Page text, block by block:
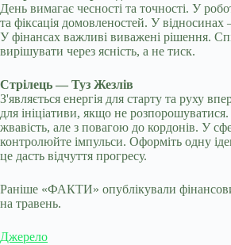
День вимагає чесності та точності. У
та фіксація домовленостей. У
У фінансах важливі виважені рішення.
вирішувати через ясність, а не тиск.
Стрілець — Туз Жезлів
З'являється енергія для старту та руху
для ініціативи, якщо не
жвавість, але з повагою до кордонів. У
контролюйте імпульси. Оформіть одну
це дасть відчуття прогресу.
Раніше «ФАКТИ» опублікували
на травень.
Джерело